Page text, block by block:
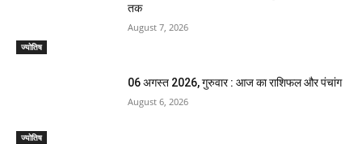
ज्योतिष
तक
August 7, 2026
ज्योतिष
06 अगस्त 2026, गुरुवार : आज का राशिफल और पंचांग
August 6, 2026